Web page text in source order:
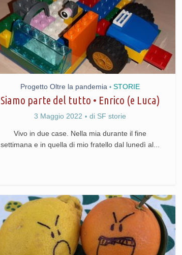
Progetto Oltre la pandemia • STORIE
Siamo parte del tutto • Enrico (e Luca)
3 Maggio 2022 di SF storie
Vivo in due case. Nella mia durante il fine
settimana e in quella di mio fratello dal lunedì al...